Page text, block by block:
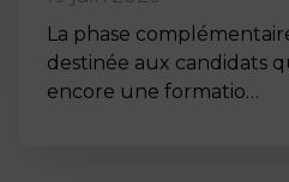
La phase
destinée aux candidats
encore une formatio…